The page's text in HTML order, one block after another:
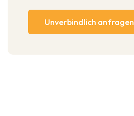
Unverbindlich anfragen